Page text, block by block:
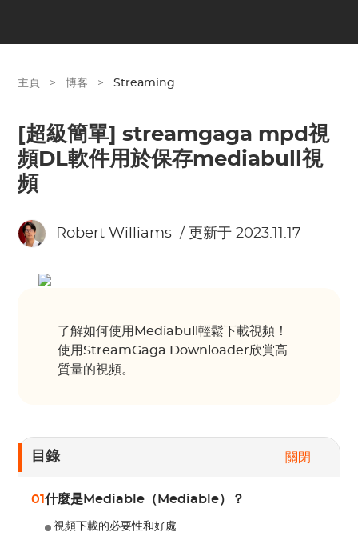
主頁 > 博客 > Streaming
[超級簡單] streamgaga mpd視
頻DL軟件用於保存mediabull視
頻
Robert Williams / 更新于 2023.11.17
了解如何使用Mediabull輕鬆下載視頻！
使用StreamGaga Downloader欣賞高
質量的視頻。
目錄 關閉
01什麼是Mediable（Mediable）？
視頻下載的必要性和好處